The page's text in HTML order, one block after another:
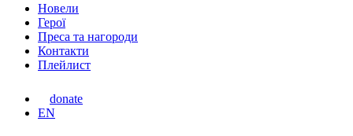
МенюНовели
Герої
Преса та нагороди
Контакти
Плейлист
donate
Перемкнути
EN